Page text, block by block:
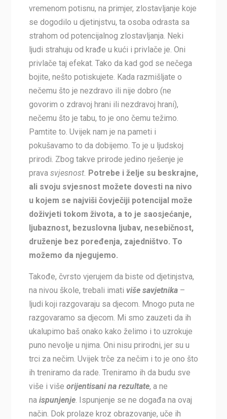
vremenom potisnu, na primjer, zlostavljanje koje
se dogodilo u djetinjstvu, ta osoba odrasta sa
strahom od potencijalnog zlostavljanja. Neki
ljudi strahuju od krađe u kući i privlače je. Oni
privlače taj efekat. Tako da kad god se nečega
bojite, nešto potiskujete. Kada razmišljate o
nečemu što je nezdravo ili nije dobro (ne
govorim o zdravoj hrani ili nezdravoj hrani),
nečemu što je tabu, to je ono čemu težimo.
Pamtite to. Uvijek nam je na pameti i
pokušavamo to da dobijemo. To je u ljudskoj
prirodi. Zbog takve prirode jedino rješenje je
prava svjesnost. Potrebe i želje su beskrajne,
ali svoju svjesnost možete dovesti na nivo
u kojem se najviši čovječiji potencijal može
doživjeti tokom života, a to je saosjećanje,
ljubaznost, bezuslovna ljubav, nesebičnost,
druženje bez poređenja, zajedništvo. To
možemo da njegujemo.
Takođe, čvrsto vjerujem da biste od djetinjstva,
na nivou škole, trebali imati više savjetnika–
ljudi koji razgovaraju sa djecom. Mnogo puta ne
razgovaramo sa djecom. Mi smo zauzeti da ih
ukalupimo baš onako kako želimo i to uzrokuje
puno nevolje u njima. Oni nisu prirodni, jer su u
trci za nečim. Uvijek trče za nečim i to je ono što
ih treniramo da rade. Treniramo ih da budu sve
više i više orijentisani na rezultate, a ne
na ispunjenje. Ispunjenje se ne događa na ovaj
način. Dok prolaze kroz obrazovanje, uče ih